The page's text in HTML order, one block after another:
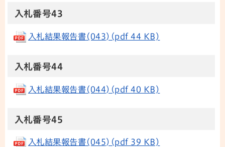
​​​​​​​入札番号43
入札結果報告書(043)(pdf 44 KB)
​​​​​​​入札番号44
入札結果報告書(044)(pdf 40 KB)
​​​​​​​入札番号45
入札結果報告書(045)(pdf 39 KB)